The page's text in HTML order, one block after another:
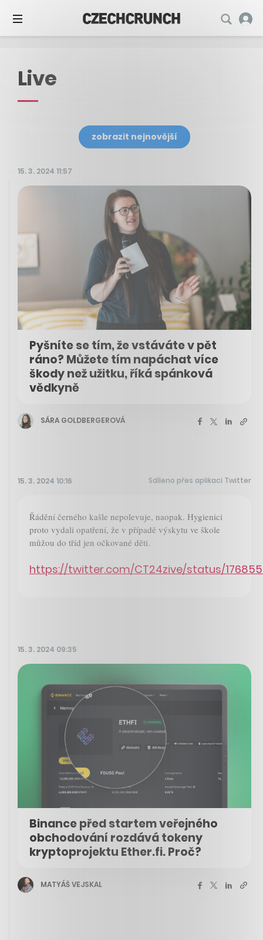
Live
zobrazit nejnovější
15. 3. 2024 11:57
Pyšníte se tím, že vstáváte v pět
ráno? Můžete tím napáchat více
škody než užitku, říká spánková
vědkyně
SÁRA GOLDBERGEROVÁ
15. 3. 2024 10:16 Sdíleno přes aplikaci Twitter
Řádění černého kašle nepolevuje, naopak. Hygienici
proto vydali opatření, že v případě výskytu ve škole
můžou do tříd jen očkované děti.
https://twitter.com/CT24zive/status/
15. 3. 2024 09:35
Binance před startem veřejného
obchodování rozdává tokeny
kryptoprojektu Ether.fi. Proč?
MATYÁŠ VEJSKAL